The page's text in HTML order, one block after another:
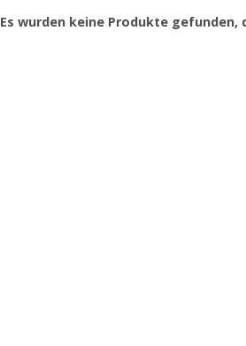
Es wurden keine Produkte gefunden,